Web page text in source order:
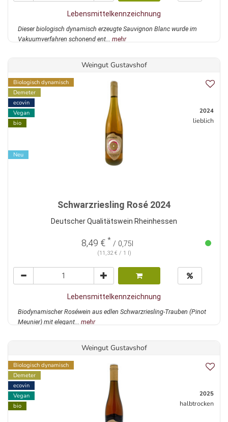
Lebensmittelkennzeichnung
Dieser biologisch dynamisch erzeugte Sauvignon Blanc wurde im
Vakuumverfahren schonend ent... mehr
Weingut Gustavshof
Biologisch dynamisch
Demeter
ecovin
Vegan
bio
Neu
2024
lieblich
Schwarzriesling Rosé 2024
Deutscher Qualitätswein Rheinhessen
8,49 € * / 0,75l
(11,32 € / 1 l)
Lebensmittelkennzeichnung
Biodynamischer Roséwein aus edlen Schwarzriesling-Trauben (Pinot
Meunier) mit elegant... mehr
Weingut Gustavshof
Biologisch dynamisch
Demeter
ecovin
Vegan
bio
2025
halbtrocken